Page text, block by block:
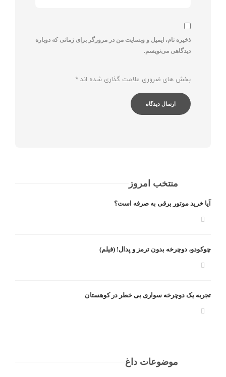
ذخیره نام، ایمیل و وبسایت من در مرورگر برای زمانی که دوباره
دیدگاهی می‌نویسم.
بخش های ضروری علامت گذاری شده اند *
منتخب امروز
آیا خرید موتور برقی به صرفه است؟
چوکودو، دوچرخه بدون ترمز و پدال! (فیلم)
تجربه یک دوچرخه سواری بی خطر در کوهستان
موضوعات داغ